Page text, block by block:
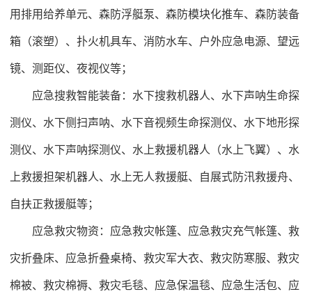
用排用给养单元、森防浮艇泵、森防模块化推车、森防装备
箱（滚塑）、扑火机具车、消防水车、户外应急电源、望远
镜、测距仪、夜视仪等；
应急搜救智能装备：水下搜救机器人、水下声呐生命探
测仪、水下侧扫声呐、水下音视频生命探测仪、水下地形探
测仪、水下声呐探测仪、水上救援机器人（水上飞翼）、水
上救援担架机器人、水上无人救援艇、自展式防汛救援舟、
自扶正救援艇等；
应急救灾物资：应急救灾帐篷、应急救灾充气帐篷、救
灾折叠床、应急折叠桌椅、救灾军大衣、救灾防寒服、救灾
棉被、救灾棉褥、救灾毛毯、应急保温毯、应急生活包、应